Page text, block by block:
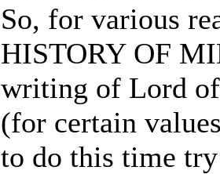
So, for various
HISTORY OF
writing of Lord
(for certain
to do this time